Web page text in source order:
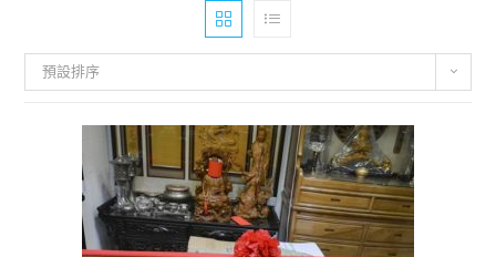
預設排序